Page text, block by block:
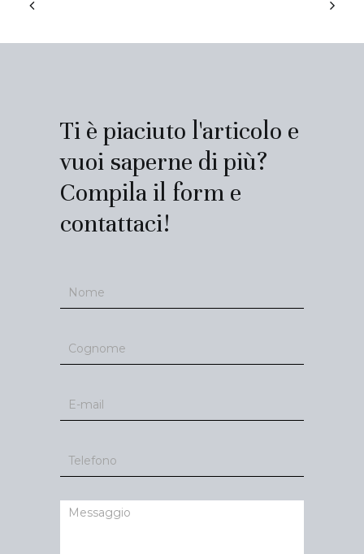
Ti è piaciuto l'articolo e
vuoi saperne di più?
Compila il form e
contattaci!